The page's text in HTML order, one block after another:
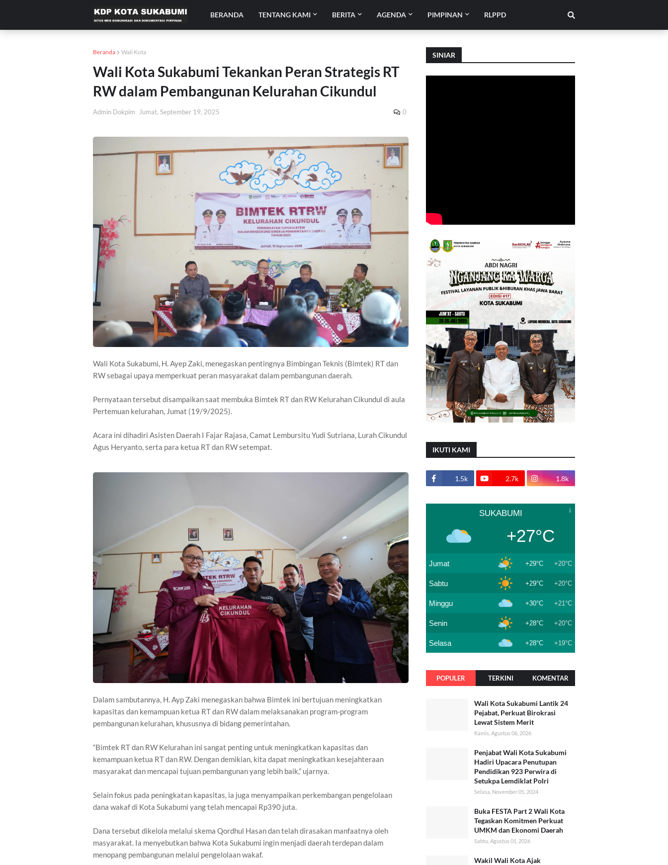
BERANDA TENTANG KAMI BERITA AGENDA PIMPINAN RLPPD
Beranda Wali Kota
Wali Kota Sukabumi Tekankan Peran Strategis RT
RW dalam Pembangunan Kelurahan Cikundul
Admin Dokpim Jumat, September 19, 2025 0
Wali Kota Sukabumi, H. Ayep Zaki, menegaskan pentingnya Bimbingan Teknis (Bimtek) RT dan
RW sebagai upaya memperkuat peran masyarakat dalam pembangunan daerah.
Pernyataan tersebut disampaikan saat membuka Bimtek RT dan RW Kelurahan Cikundul di aula
Pertemuan kelurahan, Jumat (19/9/2025).
Acara ini dihadiri Asisten Daerah I Fajar Rajasa, Camat Lembursitu Yudi Sutriana, Lurah Cikundul
Agus Heryanto, serta para ketua RT dan RW setempat.
Dalam sambutannya, H. Ayp Zaki menegaskan bahwa Bimtek ini bertujuan meningkatkan
kapasitas dan kemampuan ketua RT dan RW dalam melaksanakan program-program
pembangunan kelurahan, khususnya di bidang pemerintahan.
“Bimtek RT dan RW Kelurahan ini sangat penting untuk meningkatkan kapasitas dan
kemampuan ketua RT dan RW. Dengan demikian, kita dapat meningkatkan kesejahteraan
masyarakat dan mencapai tujuan pembangunan yang lebih baik,” ujarnya.
Selain fokus pada peningkatan kapasitas, ia juga menyampaikan perkembangan pengelolaan
dana wakaf di Kota Sukabumi yang telah mencapai Rp390 juta.
Dana tersebut dikelola melalui skema Qordhul Hasan dan telah dirasakan manfaatnya oleh
masyarakat. Ia menyebutkan bahwa Kota Sukabumi ingin menjadi daerah terdepan dalam
menopang pembangunan melalui pengelolaan wakaf.
SINIAR
IKUTI KAMI
1.5k 2.7k 1.8k
SUKABUMI
+27°C
Jumat +29°C +20°C
Sabtu +29°C +20°C
Minggu +30°C +21°C
Senin +28°C +20°C
Selasa +28°C +19°C
POPULER TERKINI KOMENTAR
Wali Kota Sukabumi Lantik 24
Pejabat, Perkuat Birokrasi
Lewat Sistem Merit
Kamis, Agustus 06, 2026
Penjabat Wali Kota Sukabumi
Hadiri Upacara Penutupan
Pendidikan 923 Perwira di
Setukpa Lemdiklat Polri
Selasa, November 05, 2024
Buka FESTA Part 2 Wali Kota
Tegaskan Komitmen Perkuat
UMKM dan Ekonomi Daerah
Sabtu, Agustus 01, 2026
Wakil Wali Kota Ajak